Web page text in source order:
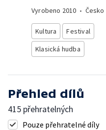
Vyrobeno 2010 • Česko
Kultura
Festival
Klasická hudba
Přehled dílů
415 přehratelných
Pouze přehratelné díly